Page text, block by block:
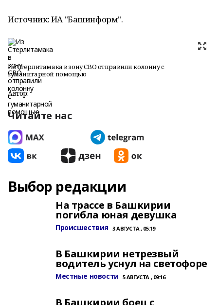
Источник: ИА "Башинформ".
Из Стерлитамака в зону СВО отправили колонну с
гуманитарной помощью
Автор:
Читайте нас
Выбор редакции
На трассе в Башкирии
погибла юная девушка
Происшествия 3 АВГУСТА , 05:19
В Башкирии нетрезвый
водитель уснул на светофоре
Местные новости 5 АВГУСТА , 09:16
В Башкирии боец с